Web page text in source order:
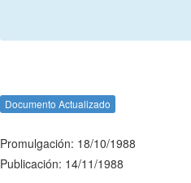
Documento Actualizado
Promulgación: 18/10/1988
Publicación: 14/11/1988